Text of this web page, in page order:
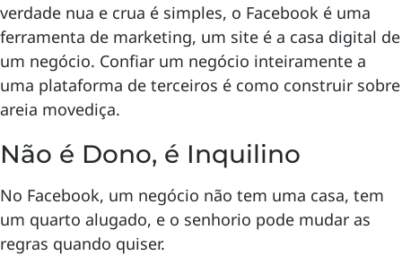
verdade nua e crua é simples, o Facebook é uma
ferramenta de marketing, um site é a casa digital de
um negócio. Confiar um negócio inteiramente a
uma plataforma de terceiros é como construir sobre
areia movediça.
Não é Dono, é Inquilino
No Facebook, um negócio não tem uma casa, tem
um quarto alugado, e o senhorio pode mudar as
regras quando quiser.